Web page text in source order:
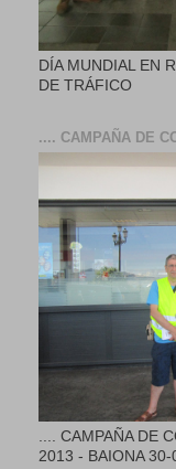
DÍA MUNDIAL EN
DE TRÁFICO
.... CAMPAÑA DE
.... CAMPAÑA DE
2013 - BAIONA